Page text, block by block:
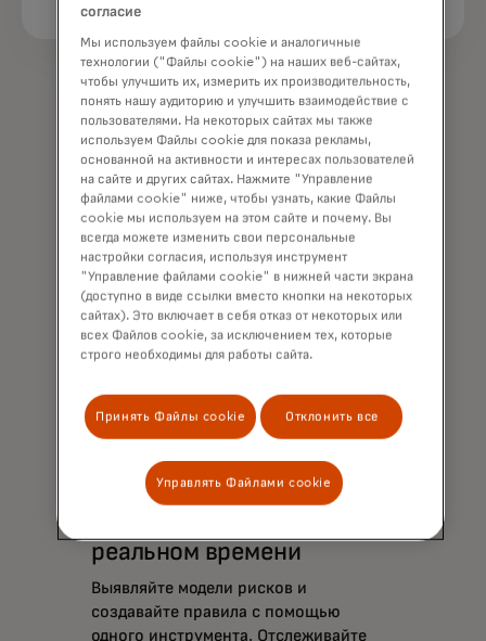
Приложения для борьбы с
мошенничеством
Прогнозирование
реальном времени
Выявляйте модели рисков и
создавайте правила с помощью
одного инструмента. Отслеживайте
согласие
Мы используем файлы cookie и аналогичные
технологии ("Файлы cookie") на наших веб-сайтах,
чтобы улучшить их, измерить их производительность,
понять нашу аудиторию и улучшить взаимодействие с
пользователями. На некоторых сайтах мы также
используем Файлы cookie для показа рекламы,
основанной на активности и интересах пользователей
на сайте и других сайтах. Нажмите "Управление
файлами cookie" ниже, чтобы узнать, какие Файлы
cookie мы используем на этом сайте и почему. Вы
всегда можете изменить свои персональные
настройки согласия, используя инструмент
"Управление файлами cookie" в нижней части экрана
(доступно в виде ссылки вместо кнопки на некоторых
сайтах). Это включает в себя отказ от некоторых или
всех Файлов cookie, за исключением тех, которые
строго необходимы для работы сайта.
Принять Файлы cookie Отклонить все
Управлять Файлами cookie